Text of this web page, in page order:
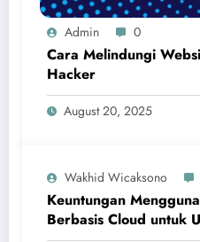
Admin 0
Cara Melindungi
Hacker
August 20, 2025
Wakhid Wicaksono
Keuntungan
Berbasis Cloud untuk